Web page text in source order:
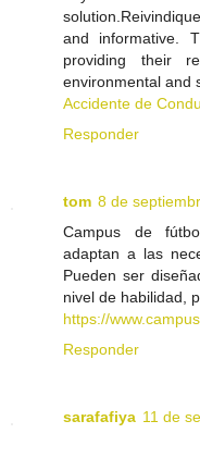
and informative.
providing their
environmental and
Accidente de
Responder
tom 8 de
Campus de
adaptan a las
Pueden ser
nivel de habilidad,
https://
Responder
sarafafiya 11 de